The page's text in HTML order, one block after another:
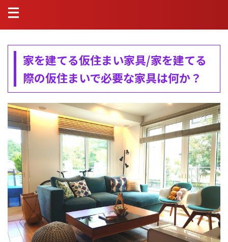
家を建てる仮住まい家具/家を建てる
際の仮住まいで必要な家具は何か？